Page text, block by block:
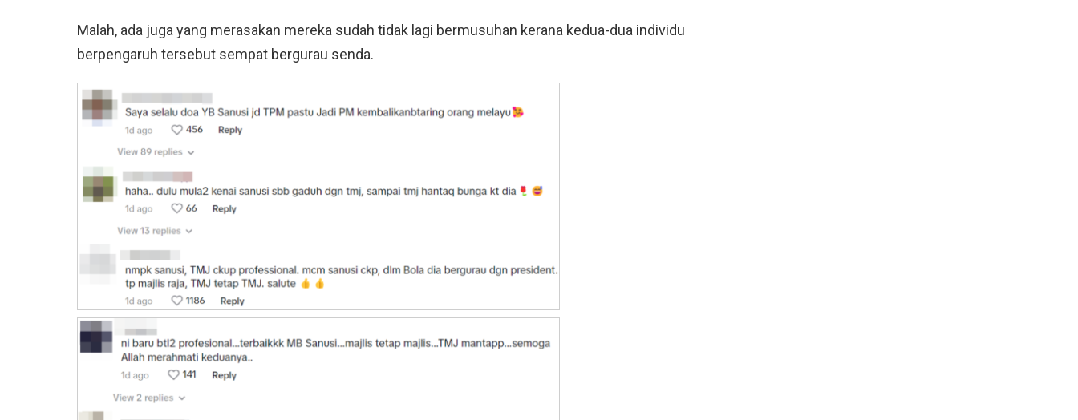
Malah, ada juga yang merasakan mereka sudah tidak lagi bermusuhan kerana kedua-dua individu
berpengaruh tersebut sempat bergurau senda.